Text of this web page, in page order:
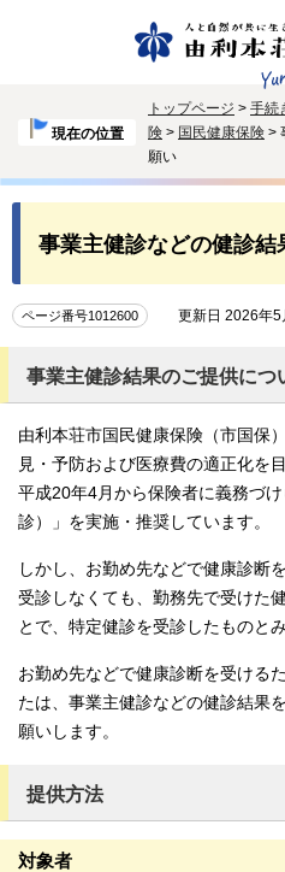
現在の位置
トップページ > 手続
険 > 国民健康保険 >
願い
事業主健診などの健診結
ページ番号1012600 更新日 2026年5
事業主健診結果のご提供につ
由利本荘市国民健康保険（市国保
見・予防および医療費の適正化を
平成20年4月から保険者に義務づ
診）」を実施・推奨しています。
しかし、お勤め先などで健康診断
受診しなくても、勤務先で受けた
とで、特定健診を受診したものと
お勤め先などで健康診断を受ける
たは、事業主健診などの健診結果
願いします。
提供方法
対象者